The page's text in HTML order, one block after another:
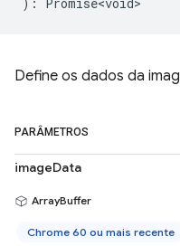
Define os dados da
PARÂMETROS
imageData
ArrayBuffer
Chrome 60 ou mais recente